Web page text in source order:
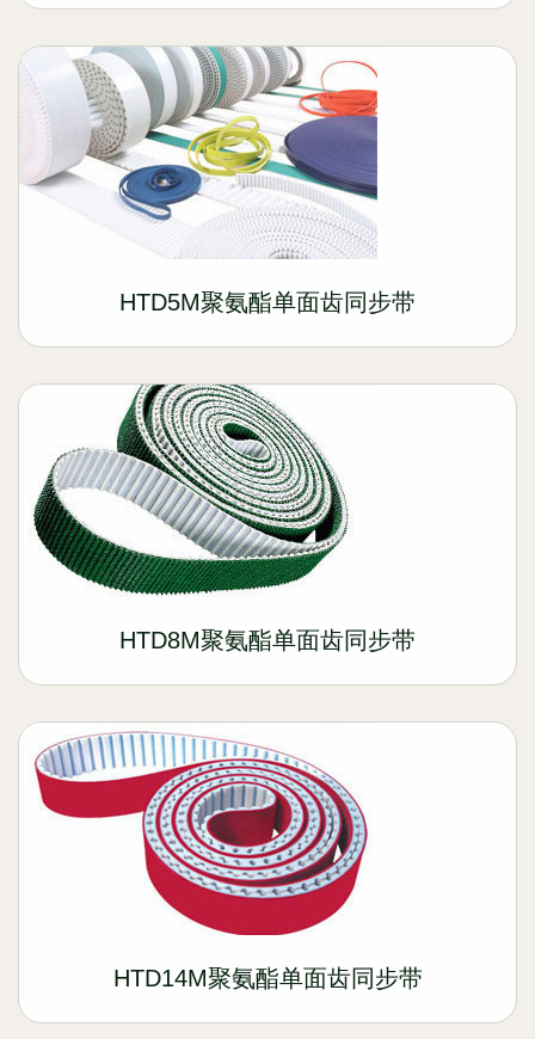
HTD5M聚氨酯单面齿同步带
HTD8M聚氨酯单面齿同步带
HTD14M聚氨酯单面齿同步带